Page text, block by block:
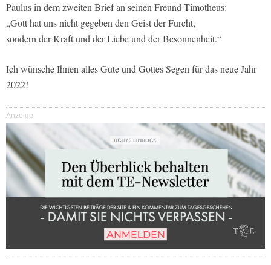
Paulus in dem zweiten Brief an seinen Freund Timotheus:
„Gott hat uns nicht gegeben den Geist der Furcht,
sondern der Kraft und der Liebe und der Besonnenheit.“
Ich wünsche Ihnen alles Gute und Gottes Segen für das neue Jahr
2022!
Anzeige